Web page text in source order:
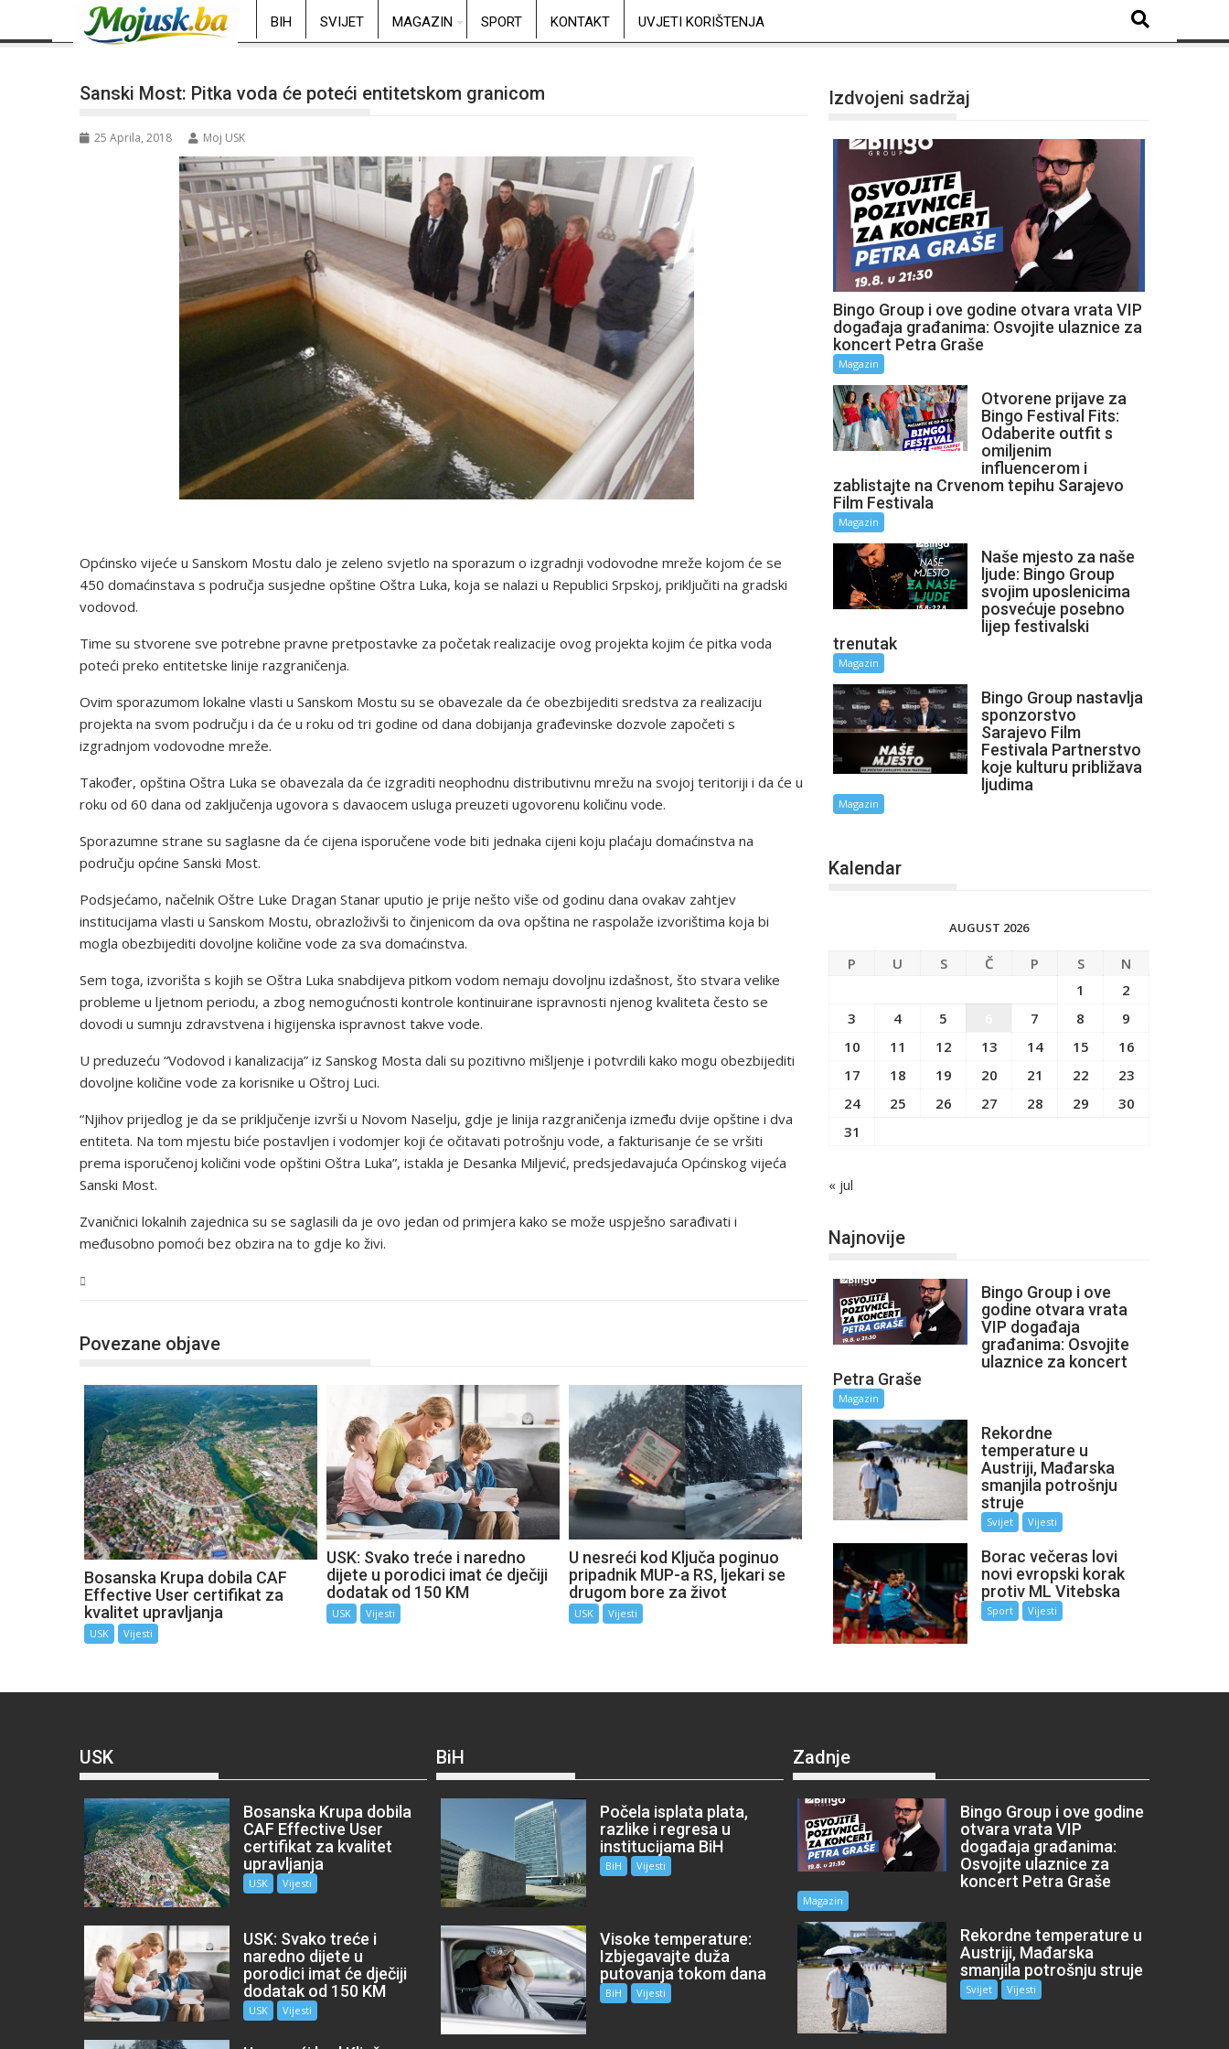
BIH SVIJET MAGAZIN SPORT KONTAKT UVJETI KORIŠTENJA
Sanski Most: Pitka voda će poteći entitetskom granicom
25 Aprila, 2018 Moj USK
Općinsko vijeće u Sanskom Mostu dalo je zeleno svjetlo na sporazum o izgradnji vodovodne mreže kojom će se
450 domaćinstava s područja susjedne opštine Oštra Luka, koja se nalazi u Republici Srpskoj, priključiti na gradski
vodovod.
Time su stvorene sve potrebne pravne pretpostavke za početak realizacije ovog projekta kojim će pitka voda
poteći preko entitetske linije razgraničenja.
Ovim sporazumom lokalne vlasti u Sanskom Mostu su se obavezale da će obezbijediti sredstva za realizaciju
projekta na svom području i da će u roku od tri godine od dana dobijanja građevinske dozvole započeti s
izgradnjom vodovodne mreže.
Također, opština Oštra Luka se obavezala da će izgraditi neophodnu distributivnu mrežu na svojoj teritoriji i da će u
roku od 60 dana od zaključenja ugovora s davaocem usluga preuzeti ugovorenu količinu vode.
Sporazumne strane su saglasne da će cijena isporučene vode biti jednaka cijeni koju plaćaju domaćinstva na
području općine Sanski Most.
Podsjećamo, načelnik Oštre Luke Dragan Stanar uputio je prije nešto više od godinu dana ovakav zahtjev
institucijama vlasti u Sanskom Mostu, obrazloživši to činjenicom da ova opština ne raspolaže izvorištima koja bi
mogla obezbijediti dovoljne količine vode za sva domaćinstva.
Sem toga, izvorišta s kojih se Oštra Luka snabdijeva pitkom vodom nemaju dovoljnu izdašnost, što stvara velike
probleme u ljetnom periodu, a zbog nemogućnosti kontrole kontinuirane ispravnosti njenog kvaliteta često se
dovodi u sumnju zdravstvena i higijenska ispravnost takve vode.
U preduzeću “Vodovod i kanalizacija” iz Sanskog Mosta dali su pozitivno mišljenje i potvrdili kako mogu obezbijediti
dovoljne količine vode za korisnike u Oštroj Luci.
“Njihov prijedlog je da se priključenje izvrši u Novom Naselju, gdje je linija razgraničenja između dvije opštine i dva
entiteta. Na tom mjestu biće postavljen i vodomjer koji će očitavati potrošnju vode, a fakturisanje će se vršiti
prema isporučenoj količini vode opštini Oštra Luka”, istakla je Desanka Miljević, predsjedavajuća Općinskog vijeća
Sanski Most.
Zvaničnici lokalnih zajednica su se saglasili da je ovo jedan od primjera kako se može uspješno sarađivati i
međusobno pomoći bez obzira na to gdje ko živi.
Povezane objave
Bosanska Krupa dobila CAF
Effective User certifikat za
kvalitet upravljanja
USK Vijesti
USK: Svako treće i naredno
dijete u porodici imat će dječiji
dodatak od 150 KM
USK Vijesti
U nesreći kod Ključa poginuo
pripadnik MUP-a RS, ljekari se
drugom bore za život
USK Vijesti
Izdvojeni sadržaj
Bingo Group i ove godine otvara vrata VIP
događaja građanima: Osvojite ulaznice za
koncert Petra Graše
Magazin
Otvorene prijave za
Bingo Festival Fits:
Odaberite outfit s
omiljenim
influencerom i
zablistajte na Crvenom tepihu Sarajevo
Film Festivala
Magazin
Naše mjesto za naše
ljude: Bingo Group
svojim uposlenicima
posvećuje posebno
lijep festivalski
trenutak
Magazin
Bingo Group nastavlja
sponzorstvo
Sarajevo Film
Festivala Partnerstvo
koje kulturu približava
ljudima
Magazin
Kalendar
AUGUST 2026
P U S Č P S
N
1
2
3
4 5 7 8
9
10
11 12 13 14 15
16
17
18 19 20 21 22
23
24
25 26 27 28 29
30
31
« jul
Najnovije
Bingo Group i ove
godine otvara vrata
VIP događaja
građanima: Osvojite
ulaznice za koncert
Petra Graše
Magazin
Rekordne
temperature u
Austriji, Mađarska
smanjila potrošnju
struje
Svijet Vijesti
Borac večeras lovi
novi evropski korak
protiv ML Vitebska
Sport Vijesti
USK
Bosanska Krupa dobila
CAF Effective User
certifikat za kvalitet
upravljanja
USK Vijesti
USK: Svako treće i
naredno dijete u
porodici imat će dječiji
dodatak od 150 KM
USK Vijesti
BiH
Počela isplata plata,
razlike i regresa u
institucijama BiH
BiH Vijesti
Visoke temperature:
Izbjegavajte duža
putovanja tokom dana
BiH Vijesti
Zadnje
Bingo Group i ove godine
otvara vrata VIP
događaja građanima:
Osvojite ulaznice za
koncert Petra Graše
Magazin
Rekordne temperature u
Austriji, Mađarska
smanjila potrošnju struje
Svijet Vijesti